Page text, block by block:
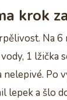
krok
Na
1 lžička
Po
lepek a šlo